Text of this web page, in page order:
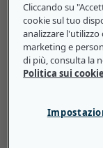
(Data
ecco
piccole
Nelle
Cliccando su
cookie sul tuo
analizzare
marketing e
di più, consulta la
Politica sui cookie